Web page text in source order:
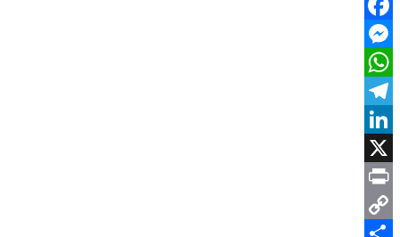
Facebook
Messenger
WhatsApp
Telegram
LinkedIn
X
Print
Copy